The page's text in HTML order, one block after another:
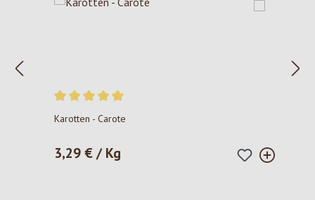
Durchschnittliche Bewertung von 5 von 5 Sternen
Karotten - Carote
Regulärer Preis:
3,29 € / Kg